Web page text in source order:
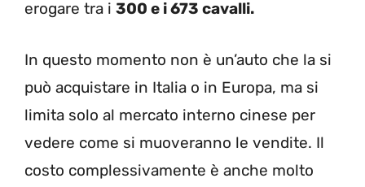
erogare tra i 300 e i 673 cavalli.
In questo momento non è un’auto che la si
può acquistare in Italia o in Europa, ma si
limita solo al mercato interno cinese per
vedere come si muoveranno le vendite. Il
costo complessivamente è anche molto